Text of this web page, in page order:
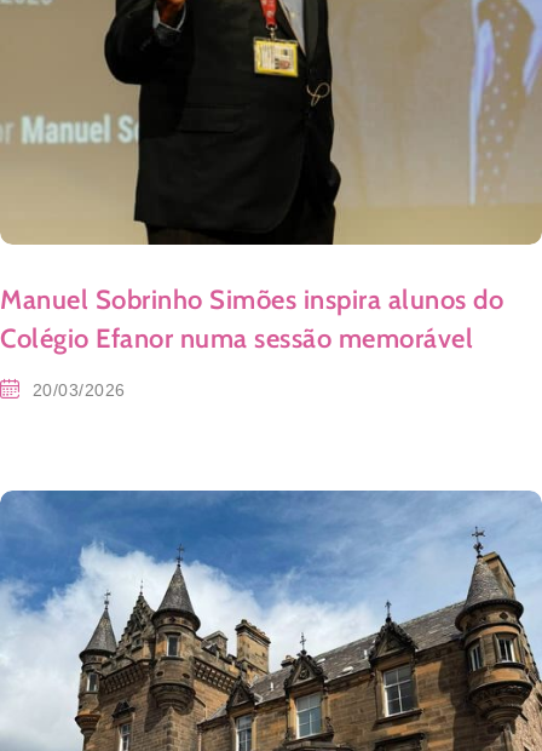
Manuel Sobrinho Simões inspira alunos do
Colégio Efanor numa sessão memorável
20/03/2026